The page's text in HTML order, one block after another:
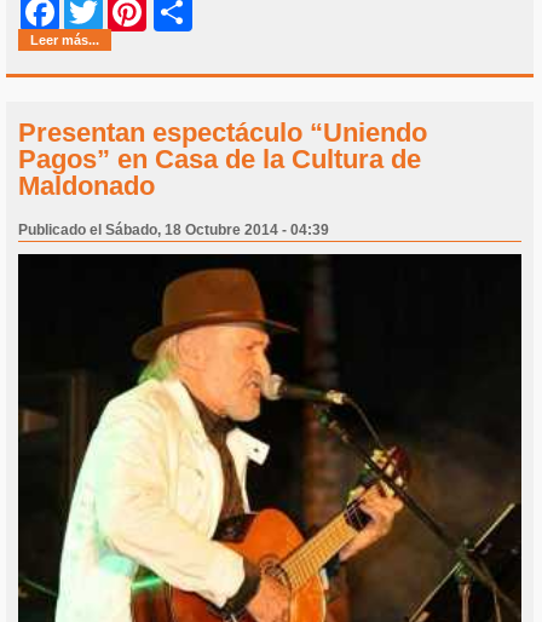
Facebook
Twitter Pinterest
Leer más...
Presentan espectáculo “Uniendo
Pagos” en Casa de la Cultura de
Maldonado
Publicado el Sábado, 18 Octubre 2014 - 04:39